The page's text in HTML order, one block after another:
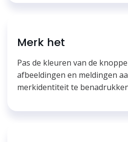
Merk het
Pas de kleuren van de
afbeeldingen en meldingen
merkidentiteit te